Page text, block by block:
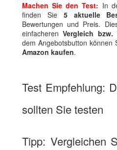
Machen Sie den Test: In
finden Sie5 aktuelle
Bewertungen und Preis.
einfacherenVergleich bzw.
dem Angebotsbutton können
Amazon kaufen.
Test Empfehlung:
sollten Sie testen
Tipp: Vergleichen